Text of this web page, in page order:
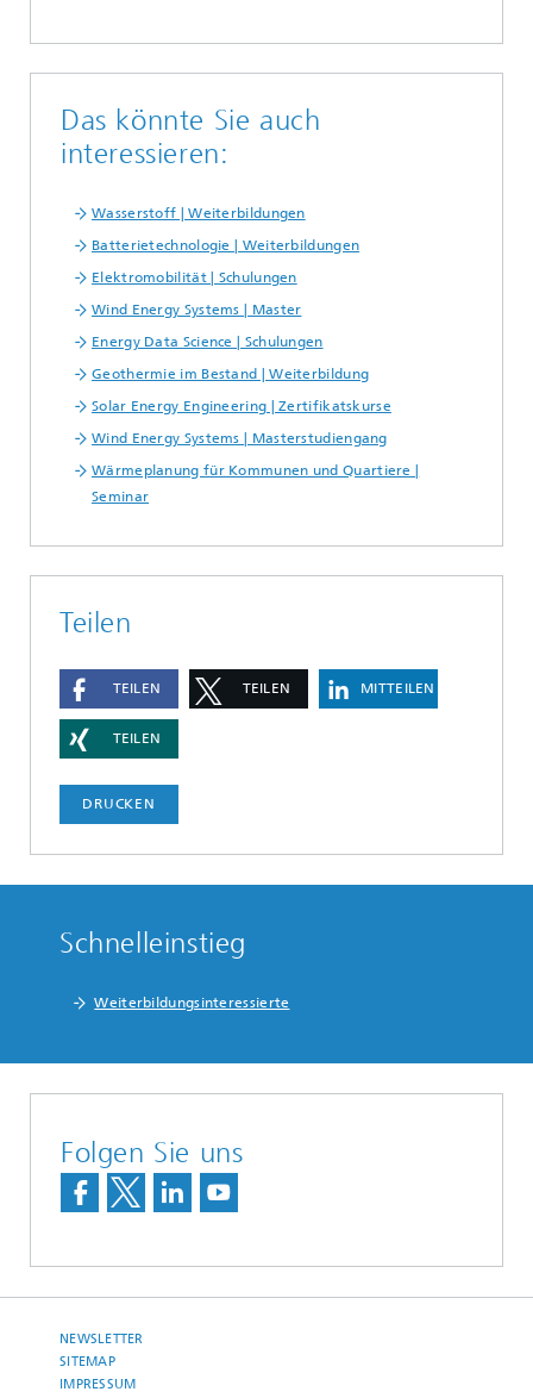
Das könnte Sie auch
interessieren:
Wasserstoff | Weiterbildungen
Batterietechnologie | Weiterbildungen
Elektromobilität | Schulungen
Wind Energy Systems | Master
Energy Data Science | Schulungen
Geothermie im Bestand | Weiterbildung
Solar Energy Engineering | Zertifikatskurse
Wind Energy Systems | Masterstudiengang
Wärmeplanung für Kommunen und Quartiere |
Seminar
Teilen
TEILEN TEILEN MITTEILEN
TEILEN
DRUCKEN
Schnelleinstieg
Weiterbildungsinteressierte
Folgen Sie uns
NEWSLETTER
SITEMAP
IMPRESSUM